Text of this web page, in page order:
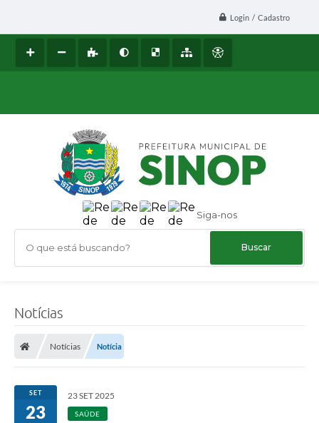
Login / Cadastro
Siga-nos
O que está buscando?
Notícias
Notícias Notícia
SET
23
23 SET 2025
SAÚDE